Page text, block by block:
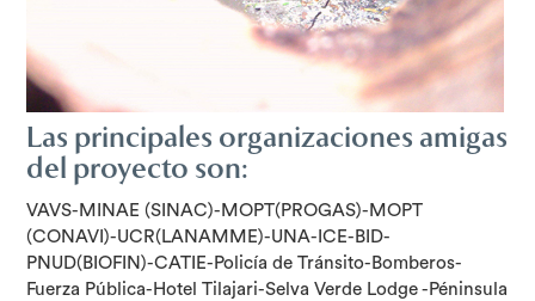
Las principales organizaciones amigas
del proyecto son:
VAVS-MINAE (SINAC)-MOPT(PROGAS)-MOPT
(CONAVI)-UCR(LANAMME)-UNA-ICE-BID-
PNUD(BIOFIN)-CATIE-Policía de Tránsito-Bomberos-
Fuerza Pública-Hotel Tilajari-Selva Verde Lodge -Péninsula